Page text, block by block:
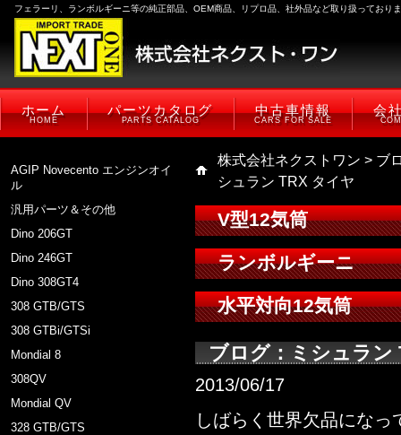
フェラーリ、ランボルギーニ等の純正部品、OEM商品、リプロ品、社外品など取り扱っており
ホーム
HOME
パーツカタログ
PARTS CATALOG
中古車情報
CARS FOR SALE
会
AGIP Novecento エンジンオイ
ル
汎用パーツ＆その他
Dino 206GT
Dino 246GT
Dino 308GT4
308 GTB/GTS
308 GTBi/GTSi
Mondial 8
308QV
Mondial QV
328 GTB/GTS
株式会社ネクストワン > ブ
シュラン TRX タイヤ
V型12気筒
ランボルギーニ
水平対向12気筒
ブログ：ミシュラン
2013/06/17
しばらく世界欠品にな